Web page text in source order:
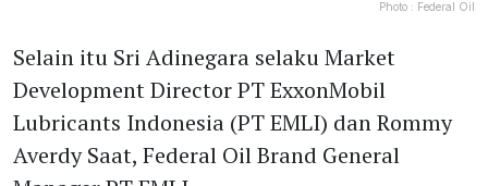
Photo : Federal Oil
Selain itu Sri Adinegara selaku Market
Development Director PT ExxonMobil
Lubricants Indonesia (PT EMLI) dan Rommy
Averdy Saat, Federal Oil Brand General